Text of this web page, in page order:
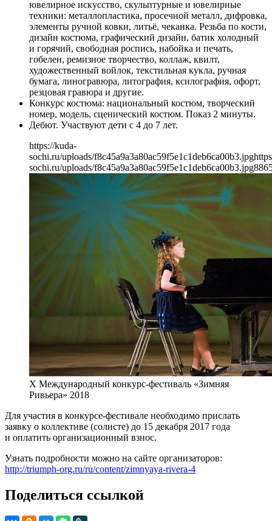
ювелирное искусство, скульптурные и ювелирные
техники: металлопластика, просечной металл, дифровка,
элементы ручной ковки, литьё, чеканка. Резьба по кости,
дизайн костюма, графический дизайн, батик холодный
и горячий, свободная роспись, набойка и печать,
гобелен, ремизное творчество, коллаж, квилт,
художественный войлок, текстильная кукла, ручная
бумага, линогравюра, литография, ксилография, офорт,
резцовая гравюра и другие.
Конкурс костюма: национальный костюм, творческий
номер, модель, сценический костюм. Показ 2 минуты.
Дебют. Участвуют дети с 4 до 7 лет.
https://kuda-
sochi.ru/uploads/f8c45a9a3a80ac59f5e1c1deb6ca00b3.jpg
sochi.ru/uploads/f8c45a9a3a80ac59f5e1c1deb6ca00b3.jpg886
Х Международный конкурс-фестиваль «Зимняя
Ривьера» 2018
Для участия в конкурсе-фестивале необходимо прислать
заявку о коллективе (солисте) до 15 декабря 2017 года
и оплатить организационный взнос.
Узнать подробности можно на сайте организаторов:
http://triumph-org.ru/ru/content/zimnyaya-rivera-4
Поделиться ссылкой